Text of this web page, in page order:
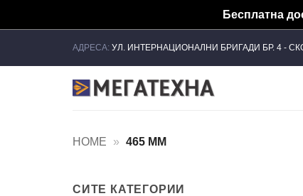
Бесплатна
АДРЕСА: УЛ. ИНТЕРНАЦИОНАЛНИ БРИГАДИ БР. 4 -
HOME » 465 MM
СИТЕ КАТЕГОРИИ